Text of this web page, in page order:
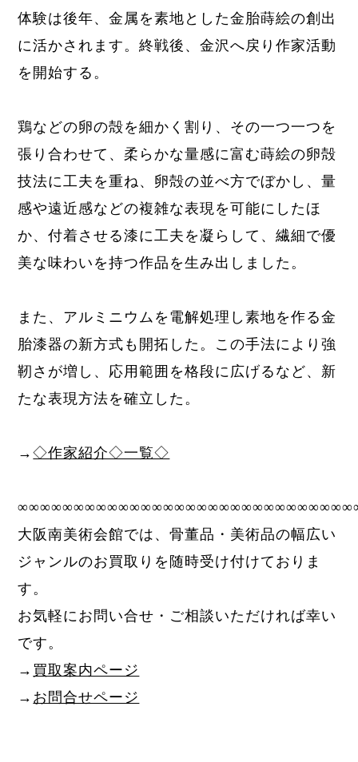
体験は後年、金属を素地とした金胎蒔絵の創出
に活かされます。終戦後、金沢へ戻り作家活動
を開始する。
鶏などの卵の殻を細かく割り、その一つ一つを
張り合わせて、柔らかな量感に富む蒔絵の卵殻
技法に工夫を重ね、 卵殻の並べ方でぼかし、量
感や遠近感などの複雑な表現を可能にしたほ
か、付着させる漆に工夫を凝らして、繊細で優
美な味わいを持つ作品を生み出しました。
また、 アルミニウムを電解処理し素地を作る金
胎漆器の新方式も開拓した。この手法により強
靭さが増し、応用範囲を格段に広げるなど、新
たな表現方法を確立した。
→◇作家紹介◇一覧◇
大阪南美術会館では、骨董品・美術品の幅広い
ジャンルのお買取りを随時受け付けておりま
す。
お気軽にお問い合せ・ご相談いただければ幸い
です。
→ 買取案内ページ
→ お問合せページ